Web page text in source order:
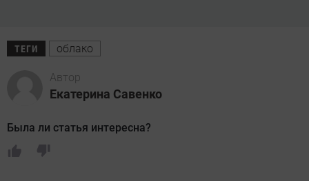
ТЕГИ облако
Автор
Екатерина Савенко
Была ли статья интересна?